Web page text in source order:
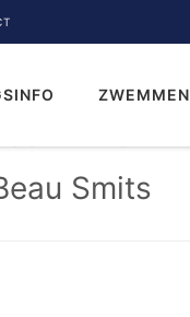
ZWEMMEN
Smits